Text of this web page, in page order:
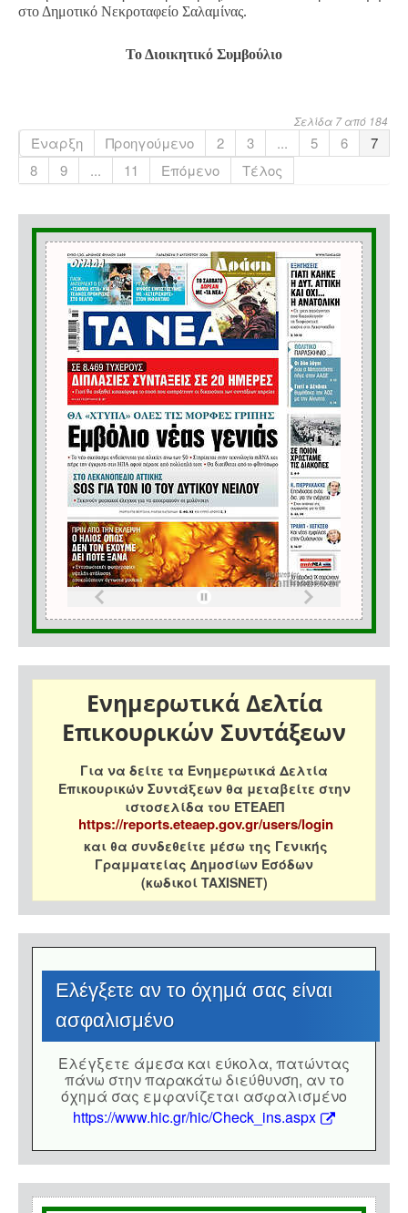
στο Δημοτικό Νεκροταφείο Σαλαμίνας.
Το Διοικητικό Συμβούλιο
Σελίδα 7 από 184
Έναρξη Προηγούμενο 2 3 ... 5 6
7
8
9 ... 11 Επόμενο Τέλος
Ενημερωτικά Δελτία
Επικουρικών Συντάξεων
Για να δείτε τα Ενημερωτικά Δελτία
Επικουρικών Συντάξεων θα μεταβείτε στην
ιστοσελίδα του ΕΤΕΑΕΠ
https://reports.eteaep.gov.gr/users/login
και θα συνδεθείτε μέσω της Γενικής
Γραμματείας Δημοσίων Εσόδων
(κωδικοί TAXISNET)
Eλέγξετε αν το όχημά σας είναι
ασφαλισμένο
Eλέγξετε άμεσα και εύκολα, πατώντας
πάνω στην παρακάτω διεύθυνση, αν το
όχημά σας εμφανίζεται ασφαλισμένο
https://www.hic.gr/hic/Check_ins.aspx